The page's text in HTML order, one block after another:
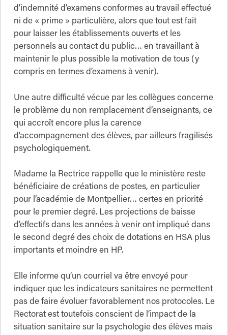
d’indemnité d’examens conformes au travail effectué
ni de « prime » particulière, alors que tout est fait
pour laisser les établissements ouverts et les
personnels au contact du public… en travaillant à
maintenir le plus possible la motivation de tous (y
compris en termes d’examens à venir).
Une autre difficulté vécue par les collègues concerne
le problème du non remplacement d’enseignants, ce
qui accroît encore plus la carence
d’accompagnement des élèves, par ailleurs fragilisés
psychologiquement.
Madame la Rectrice rappelle que le ministère reste
bénéficiaire de créations de postes, en particulier
pour l’académie de Montpellier… certes en priorité
pour le premier degré. Les projections de baisse
d’effectifs dans les années à venir ont impliqué dans
le second degré des choix de dotations en HSA plus
importants et moindre en HP.
Elle informe qu’un courriel va être envoyé pour
indiquer que les indicateurs sanitaires ne permettent
pas de faire évoluer favorablement nos protocoles. Le
Rectorat est toutefois conscient de l’impact de la
situation sanitaire sur la psychologie des élèves mais